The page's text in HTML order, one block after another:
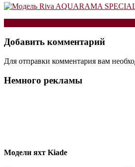
Навигация
по
записям
Добавить комментарий
Для отправки комментария вам
Немного рекламы
Модели яхт Kiade